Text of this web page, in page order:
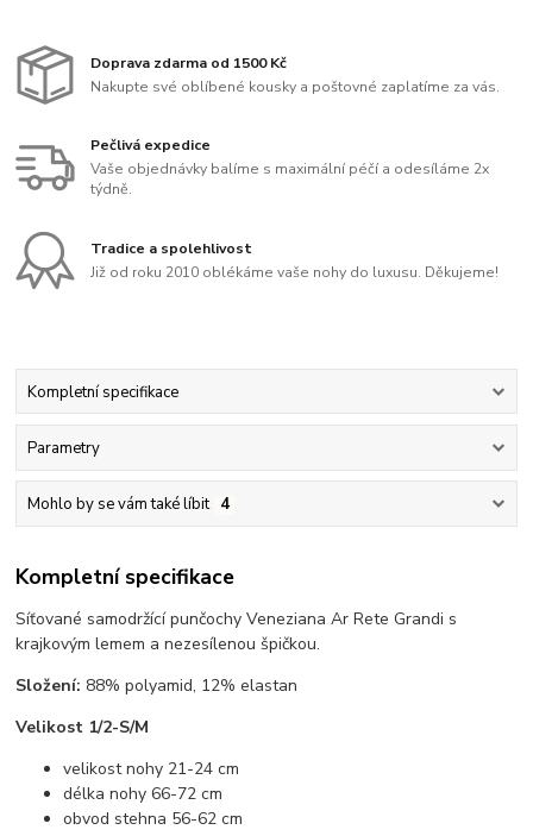
Doprava zdarma od 1500 Kč
Nakupte své oblíbené kousky a poštovné zaplatíme za vás.
Pečlivá expedice
Vaše objednávky balíme s maximální péčí a odesíláme 2x
týdně.
Tradice a spolehlivost
Již od roku 2010 oblékáme vaše nohy do luxusu. Děkujeme!
Kompletní specifikace
Parametry
Mohlo by se vám také líbit 4
Kompletní specifikace
Síťované samodržící punčochy Veneziana Ar Rete Grandi s
krajkovým lemem a nezesílenou špičkou.
Složení: 88% polyamid, 12% elastan
Velikost 1/2-S/M
velikost nohy 21-24 cm
délka nohy 66-72 cm
obvod stehna 56-62 cm